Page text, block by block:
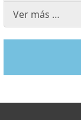
Ver más …